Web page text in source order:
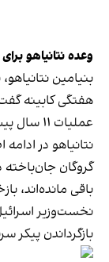
وعده نتانیاهو
هفتگی کابینه
عملیات ۱۱ سال پیش به شهادت رسید.»
نتانیاهو در
گروگان جان‌باخته
باقی مانده‌اند،
نخست‌وزیر
بازگرداندن پیکر